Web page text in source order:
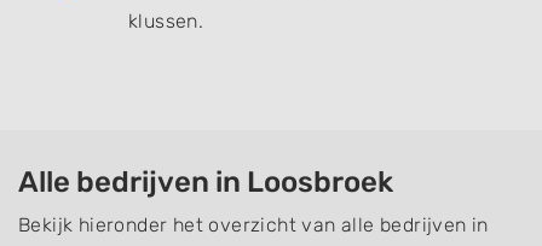
klussen.
Alle bedrijven in Loosbroek
Bekijk hieronder het overzicht van alle bedrijven in